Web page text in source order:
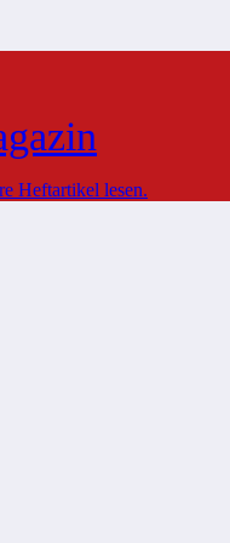
Heftartikel lesen.